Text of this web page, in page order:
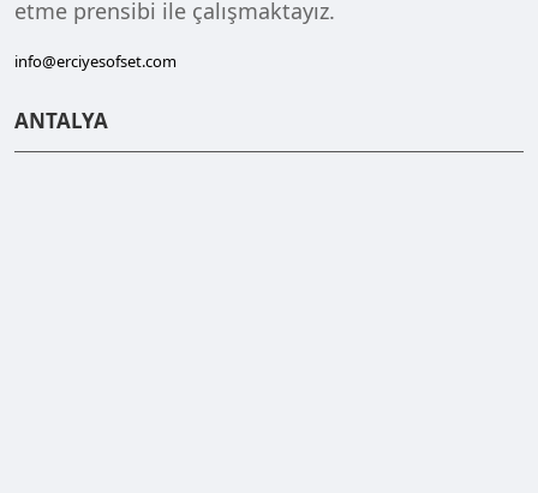
etme prensibi ile çalışmaktayız.
info@erciyesofset.com
ANTALYA